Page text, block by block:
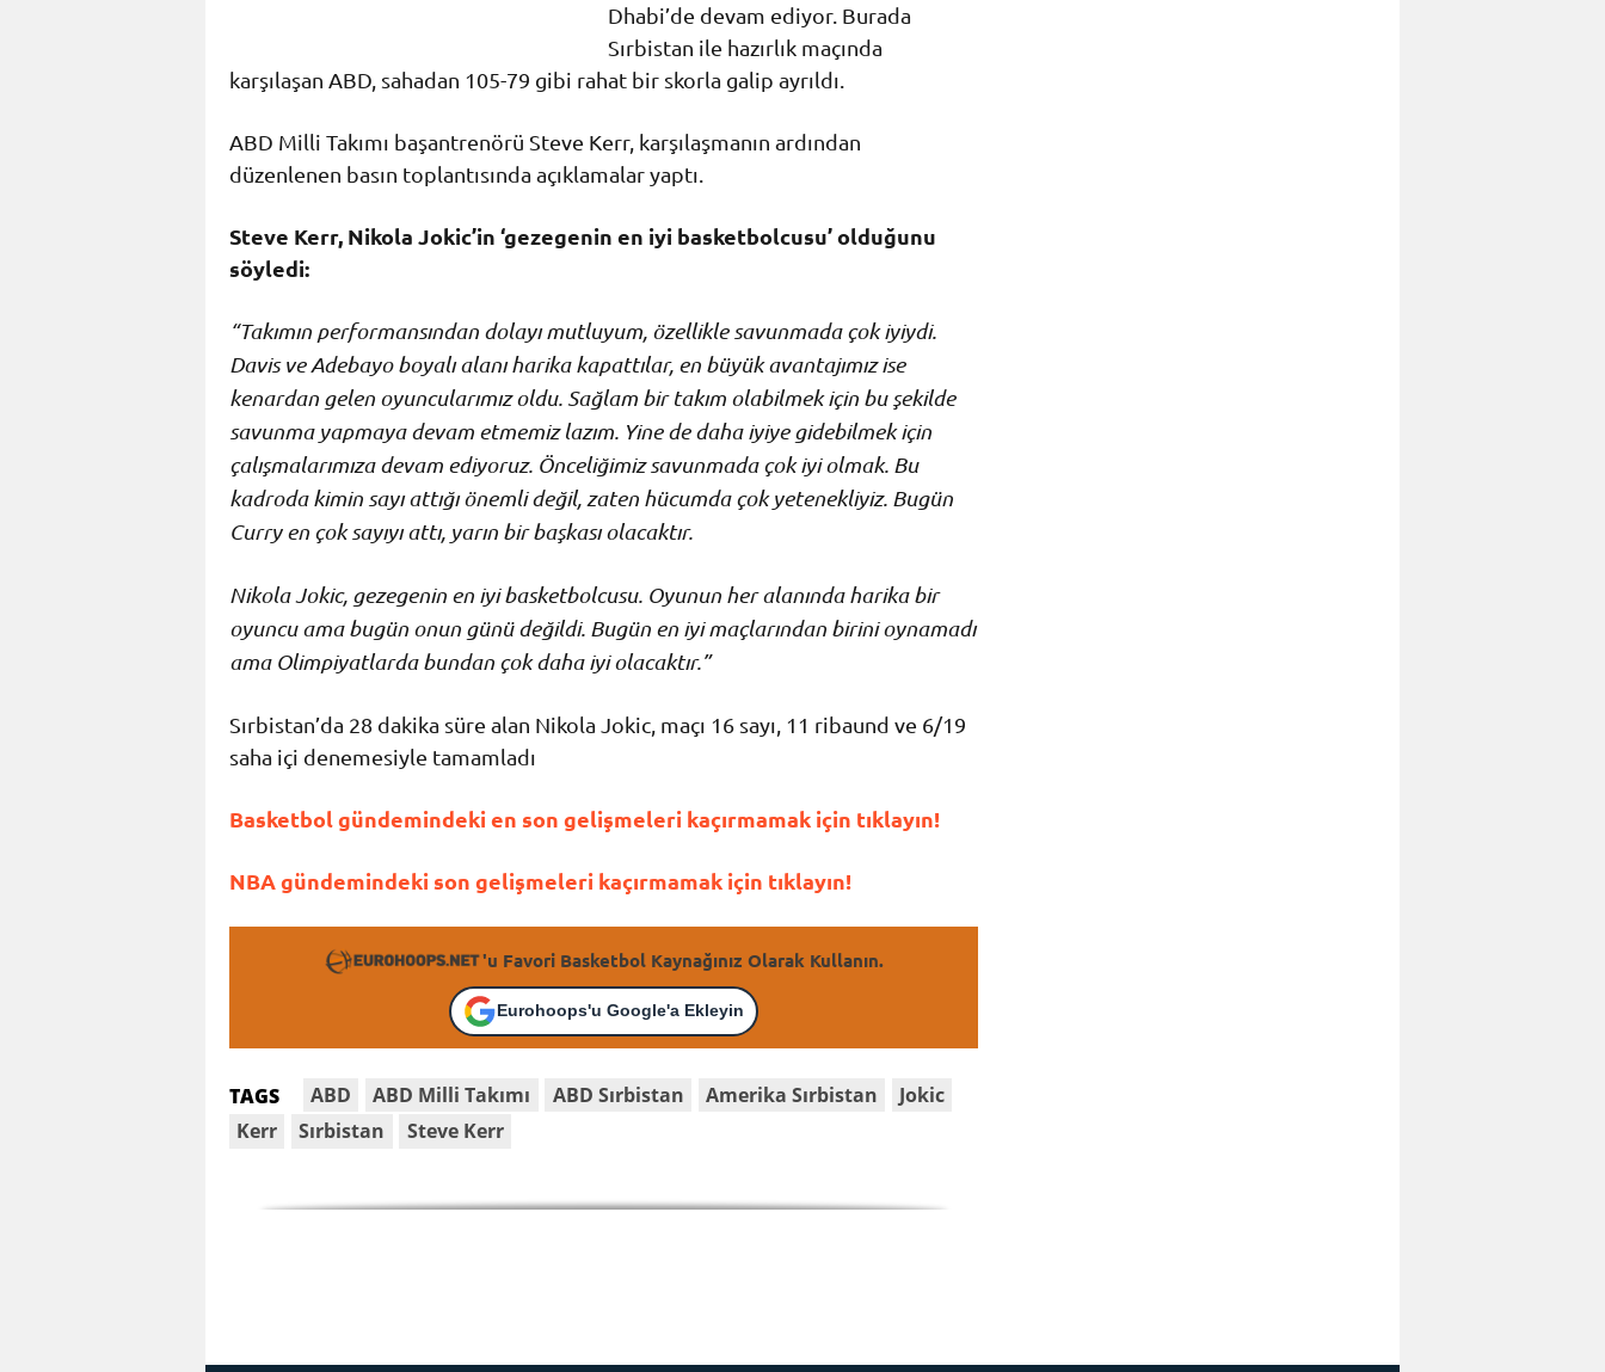
Dhabi’de devam ediyor. Burada
Sırbistan ile hazırlık maçında
karşılaşan ABD, sahadan 105-79 gibi rahat bir skorla galip ayrıldı.
ABD Milli Takımı başantrenörü Steve Kerr, karşılaşmanın ardından
düzenlenen basın toplantısında açıklamalar yaptı.
Steve Kerr, Nikola Jokic’in ‘gezegenin en iyi basketbolcusu’ olduğunu
söyledi:
“Takımın performansından dolayı mutluyum, özellikle savunmada çok iyiydi.
Davis ve Adebayo boyalı alanı harika kapattılar, en büyük avantajımız ise
kenardan gelen oyuncularımız oldu. Sağlam bir takım olabilmek için bu şekilde
savunma yapmaya devam etmemiz lazım. Yine de daha iyiye gidebilmek için
çalışmalarımıza devam ediyoruz. Önceliğimiz savunmada çok iyi olmak. Bu
kadroda kimin sayı attığı önemlideğil, zaten hücumda çok yetenekliyiz. Bugün
Curry en çok sayıyı attı, yarın bir başkası olacaktır.
Nikola Jokic, gezegenin en iyi basketbolcusu. Oyunun her alanında harika bir
oyuncu ama bugün onun günü değildi. Bugün en iyi maçlarından birini oynamadı
ama Olimpiyatlarda bundan çok daha iyi olacaktır.”
Sırbistan’da 28 dakika süre alan Nikola Jokic, maçı 16 sayı, 11 ribaund ve 6/19
saha içi denemesiyle tamamladı
Basketbol gündemindeki en son gelişmeleri kaçırmamak için tıklayın!
NBA gündemindeki son gelişmeleri kaçırmamak için tıklayın!
'u Favori Basketbol Kaynağınız Olarak Kullanın.
Eurohoops'u Google'a Ekleyin
TAGS ABD ABD Milli Takımı ABD Sırbistan Amerika Sırbistan
Jokic
Kerr
Sırbistan Steve Kerr